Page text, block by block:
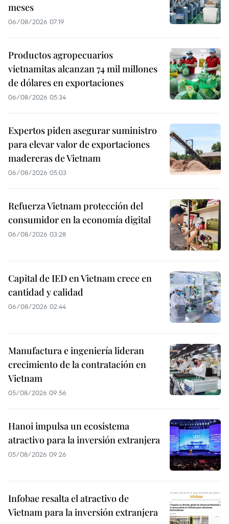
meses
06/08/2026 07:19
Productos agropecuarios
vietnamitas alcanzan 74 mil millones
de dólares en exportaciones
06/08/2026 05:34
Expertos piden asegurar suministro
para elevar valor de exportaciones
madereras de Vietnam
06/08/2026 05:03
Refuerza Vietnam protección del
consumidor en la economía digital
06/08/2026 03:28
Capital de IED en Vietnam crece en
cantidad y calidad
06/08/2026 02:44
Manufactura e ingeniería lideran
crecimiento de la contratación en
Vietnam
05/08/2026 09:56
Hanoi impulsa un ecosistema
atractivo para la inversión extranjera
05/08/2026 09:26
Infobae resalta el atractivo de
Vietnam para la inversión extranjera